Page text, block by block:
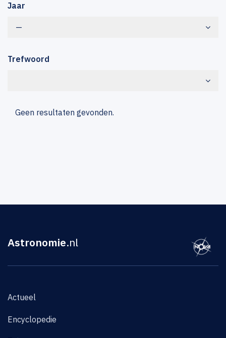
Jaar
—
Trefwoord
Geen resultaten gevonden.
Astronomie.nl
Actueel
Encyclopedie